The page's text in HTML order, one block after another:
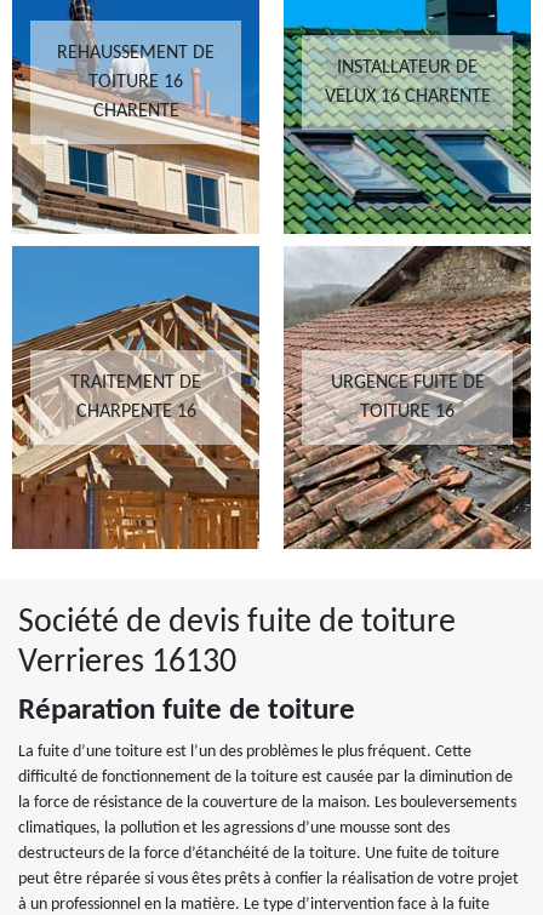
REHAUSSEMENT DE
TOITURE 16
CHARENTE
INSTALLATEUR DE
VELUX 16 CHARENTE
TRAITEMENT DE
CHARPENTE 16
URGENCE FUITE DE
TOITURE 16
Société de devis fuite de toiture
Verrieres 16130
Réparation fuite de toiture
La fuite d’une toiture est l’un des problèmes le plus fréquent. Cette
difficulté de fonctionnement de la toiture est causée par la diminution de
la force de résistance de la couverture de la maison. Les bouleversements
climatiques, la pollution et les agressions d’une mousse sont des
destructeurs de la force d’étanchéité de la toiture. Une fuite de toiture
peut être réparée si vous êtes prêts à confier la réalisation de votre projet
à un professionnel en la matière. Le type d’intervention face à la fuite